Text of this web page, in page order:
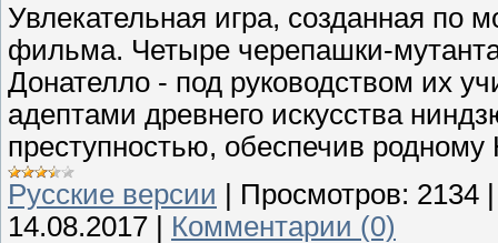
Увлекательная игра, созданная по
фильма. Четыре черепашки-
Донателло - под руководством их
адептами древнего искусства
преступностью, обеспечив
Русские версии | Просмотров: 2134
14.08.2017 | Комментарии (0)